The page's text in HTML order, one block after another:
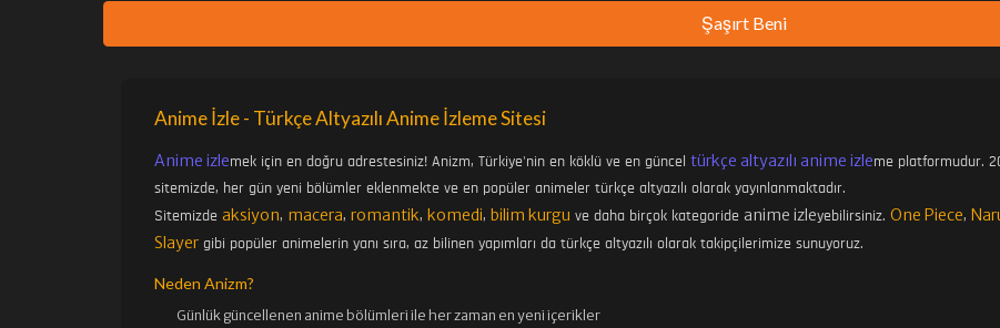
Şaşırt Beni
Anime İzle - Türkçe Altyazılı Anime İzleme Sitesi
Anime izlemek için en doğru adrestesiniz! Anizm, Türkiye'nin en köklü ve en güncel türkçe altyazılı anime izleme platformudur.
sitemizde, her gün yeni bölümler eklenmekte ve en popüler animeler türkçe altyazılı olarak yayınlanmaktadır.
Sitemizde aksiyon, macera, romantik, komedi, bilim kurgu ve daha birçok kategoride anime izleyebilirsiniz. One Piece,
Slayergibi popüler animelerin yanı sıra, az bilinen yapımları da türkçe altyazılı olarak takipçilerimize sunuyoruz.
Neden Anizm?
Günlük güncellenen anime bölümleri ile her zaman en yeni içerikler